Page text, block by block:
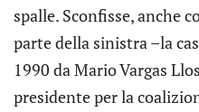
spalle. Sconfisse, anche
parte della sinistra –la
1990 da Mario Vargas
presidente per la